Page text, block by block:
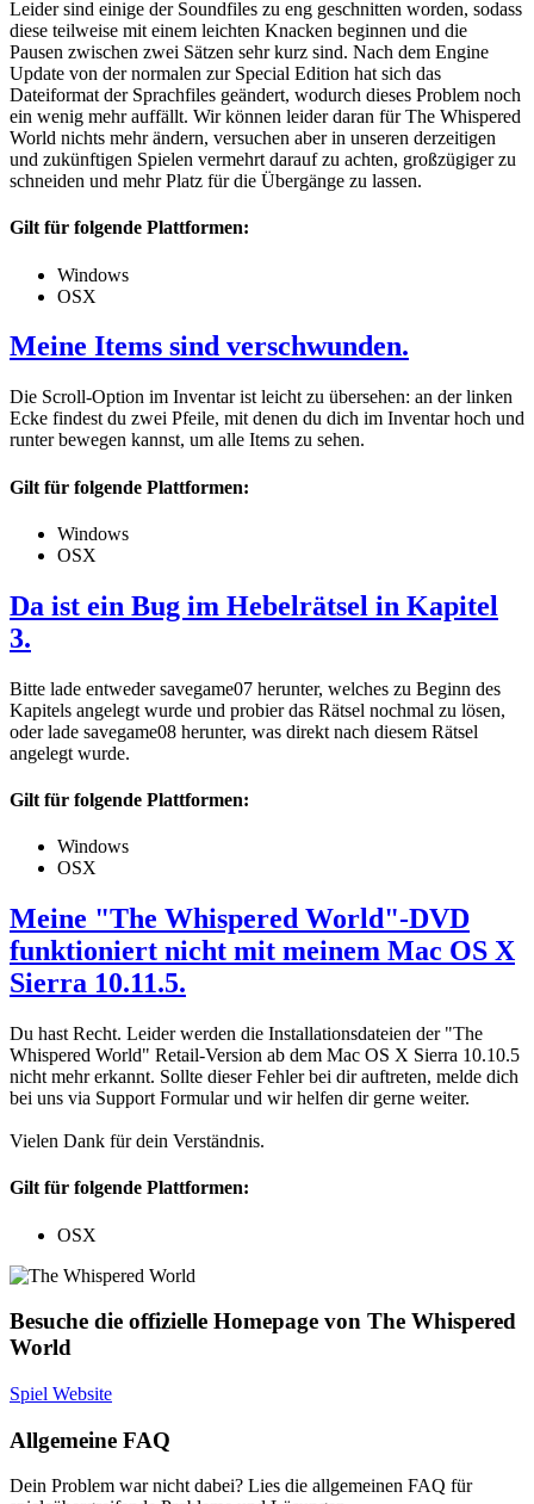
Leider sind einige der Soundfiles zu eng geschnitten worden, sodass
diese teilweise mit einem leichten Knacken beginnen und die
Pausen zwischen zwei Sätzen sehr kurz sind. Nach dem Engine
Update von der normalen zur Special Edition hat sich das
Dateiformat der Sprachfiles geändert, wodurch dieses Problem noch
ein wenig mehr auffällt. Wir können leider daran für The Whispered
World nichts mehr ändern, versuchen aber in unseren derzeitigen
und zukünftigen Spielen vermehrt darauf zu achten, großzügiger zu
schneiden und mehr Platz für die Übergänge zu lassen.
Gilt für folgende Plattformen:
Windows
OSX
Meine Items sind verschwunden.
Die Scroll-Option im Inventar ist leicht zu übersehen: an der linken
Ecke findest du zwei Pfeile, mit denen du dich im Inventar hoch und
runter bewegen kannst, um alle Items zu sehen.
Gilt für folgende Plattformen:
Windows
OSX
Da ist ein Bug im Hebelrätsel in Kapitel
3.
Bitte lade entweder savegame07 herunter, welches zu Beginn des
Kapitels angelegt wurde und probier das Rätsel nochmal zu lösen,
oder lade savegame08 herunter, was direkt nach diesem Rätsel
angelegt wurde.
Gilt für folgende Plattformen:
Windows
OSX
Meine "The Whispered World"-DVD
funktioniert nicht mit meinem Mac OS X
Sierra 10.11.5.
Du hast Recht. Leider werden die Installationsdateien der "The
Whispered World" Retail-Version ab dem Mac OS X Sierra 10.10.5
nicht mehr erkannt. Sollte dieser Fehler bei dir auftreten, melde dich
bei uns via Support Formular und wir helfen dir gerne weiter.
Vielen Dank für dein Verständnis.
Gilt für folgende Plattformen:
OSX
Besuche die offizielle Homepage von The Whispered
World
Spiel Website
Allgemeine FAQ
Dein Problem war nicht dabei? Lies die allgemeinen FAQ für